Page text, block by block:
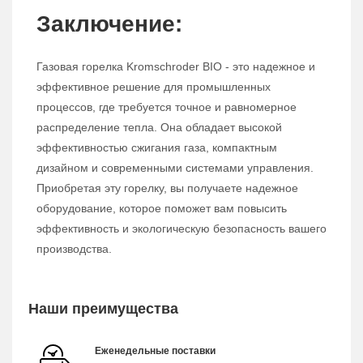
Заключение:
Газовая горелка Kromschroder BIO - это надежное и
эффективное решение для промышленных
процессов, где требуется точное и равномерное
распределение тепла. Она обладает высокой
эффективностью сжигания газа, компактным
дизайном и современными системами управления.
Приобретая эту горелку, вы получаете надежное
оборудование, которое поможет вам повысить
эффективность и экологическую безопасность вашего
производства.
Наши преимущества
Еженедельные поставки